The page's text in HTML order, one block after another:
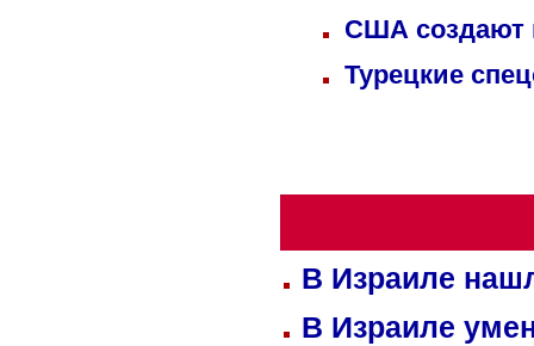
США создают
Турецкие
В Израиле
В Израиле